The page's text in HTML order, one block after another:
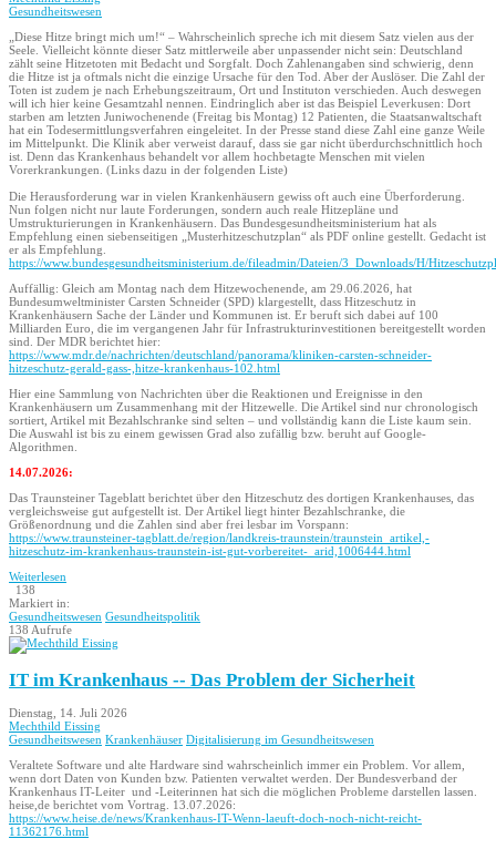
Gesundheitswesen
„Diese Hitze bringt mich um!“ – Wahrscheinlich spreche ich mit diesem Satz vielen aus der
Seele. Vielleicht könnte dieser Satz mittlerweile aber unpassender nicht sein: Deutschland
zählt seine Hitzetoten mit Bedacht und Sorgfalt. Doch Zahlenangaben sind schwierig, denn
die Hitze ist ja oftmals nicht die einzige Ursache für den Tod. Aber der Auslöser. Die Zahl der
Toten ist zudem je nach Erhebungszeitraum, Ort und Instituton verschieden. Auch deswegen
will ich hier keine Gesamtzahl nennen. Eindringlich aber ist das Beispiel Leverkusen: Dort
starben am letzten Juniwochenende (Freitag bis Montag) 12 Patienten, die Staatsanwaltschaft
hat ein Todesermittlungsverfahren eingeleitet. In der Presse stand diese Zahl eine ganze Weile
im Mittelpunkt. Die Klinik aber verweist darauf, dass sie gar nicht überdurchschnittlich hoch
ist. Denn das Krankenhaus behandelt vor allem hochbetagte Menschen mit vielen
Vorerkrankungen. (Links dazu in der folgenden Liste)
Die Herausforderung war in vielen Krankenhäusern gewiss oft auch eine Überforderung.
Nun folgen nicht nur laute Forderungen, sondern auch reale Hitzepläne und
Umstrukturierungen in Krankenhäusern. Das Bundesgesundheitsministerium hat als
Empfehlung einen siebenseitigen „Musterhitzeschutzplan“ als PDF online gestellt. Gedacht ist
er als Empfehlung.
https://www.bundesgesundheitsministerium.de/fileadmin/Dateien/3_Downloads/H/
Auffällig: Gleich am Montag nach dem Hitzewochenende, am 29.06.2026, hat
Bundesumweltminister Carsten Schneider (SPD) klargestellt, dass Hitzeschutz in
Krankenhäusern Sache der Länder und Kommunen ist. Er beruft sich dabei auf 100
Milliarden Euro, die im vergangenen Jahr für Infrastrukturinvestitionen bereitgestellt worden
sind. Der MDR berichtet hier:
https://www.mdr.de/nachrichten/deutschland/panorama/kliniken-carsten-schneider-
hitzeschutz-gerald-gass-,hitze-krankenhaus-102.html
Hier eine Sammlung von Nachrichten über die Reaktionen und Ereignisse in den
Krankenhäusern um Zusammenhang mit der Hitzewelle. Die Artikel sind nur chronologisch
sortiert, Artikel mit Bezahlschranke sind selten – und vollständig kann die Liste kaum sein.
Die Auswahl ist bis zu einem gewissen Grad also zufällig bzw. beruht auf Google-
Algorithmen.
14.07.2026:
Das Traunsteiner Tageblatt berichtet über den Hitzeschutz des dortigen Krankenhauses, das
vergleichsweise gut aufgestellt ist. Der Artikel liegt hinter Bezahlschranke, die
Größenordnung und die Zahlen sind aber frei lesbar im Vorspann:
https://www.traunsteiner-tagblatt.de/region/landkreis-traunstein/traunstein_artikel,-
hitzeschutz-im-krankenhaus-traunstein-ist-gut-vorbereitet-_arid,1006444.html
Weiterlesen
138
Markiert in:
Gesundheitswesen Gesundheitspolitik
138 Aufrufe
IT im Krankenhaus -- Das Problem der Sicherheit
Dienstag, 14. Juli 2026
Mechthild Eissing
Gesundheitswesen Krankenhäuser Digitalisierung im Gesundheitswesen
Veraltete Software und alte Hardware sind wahrscheinlich immer ein Problem. Vor allem,
wenn dort Daten von Kunden bzw. Patienten verwaltet werden. Der Bundesverband der
Krankenhaus IT-Leiter und -Leiterinnen hat sich die möglichen Probleme darstellen lassen.
heise,de berichtet vom Vortrag. 13.07.2026:
https://www.heise.de/news/Krankenhaus-IT-Wenn-laeuft-doch-noch-nicht-reicht-
11362176.html